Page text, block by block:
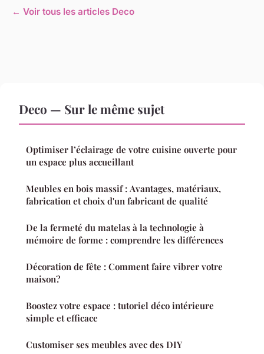
← Voir tous les articles Deco
Deco — Sur le même sujet
Optimiser l’éclairage de votre cuisine ouverte pour
un espace plus accueillant
Meubles en bois massif : Avantages, matériaux,
fabrication et choix d'un fabricant de qualité
De la fermeté du matelas à la technologie à
mémoire de forme : comprendre les différences
Décoration de fête : Comment faire vibrer votre
maison?
Boostez votre espace : tutoriel déco intérieure
simple et efficace
Customiser ses meubles avec des DIY